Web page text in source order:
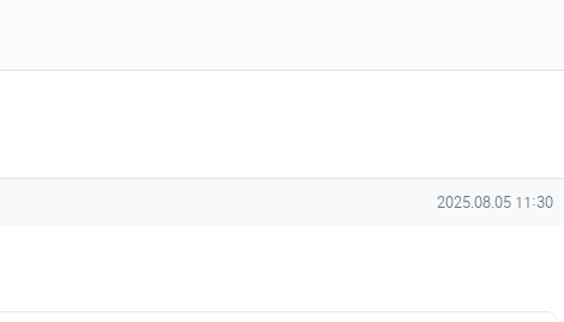
작성일
2025.08.05 11:30